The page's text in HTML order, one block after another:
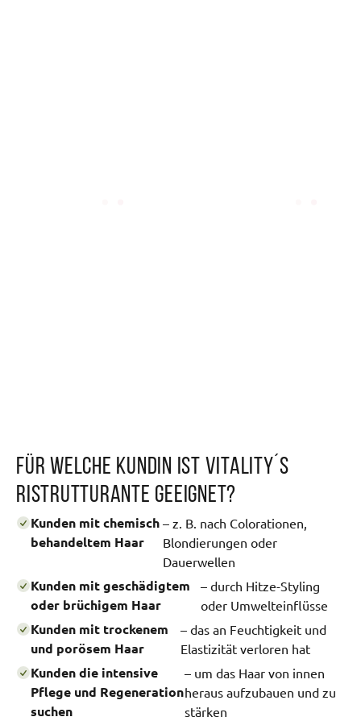
Für welche Kundin ist Vitality´s
Ristrutturante geeignet?
Kunden mit chemisch
behandeltem Haar
– z. B. nach Colorationen,
Blondierungen oder
Dauerwellen
Kunden mit geschädigtem
oder brüchigem Haar
– durch Hitze-Styling
oder Umwelteinflüsse
Kunden mit trockenem
und porösem Haar
– das an Feuchtigkeit und
Elastizität verloren hat
Kunden die intensive
Pflege und Regeneration
suchen
– um das Haar von innen
heraus aufzubauen und zu
stärken